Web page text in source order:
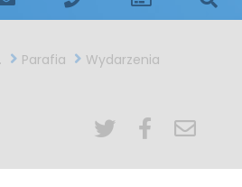
Parafia
Wydarzenia